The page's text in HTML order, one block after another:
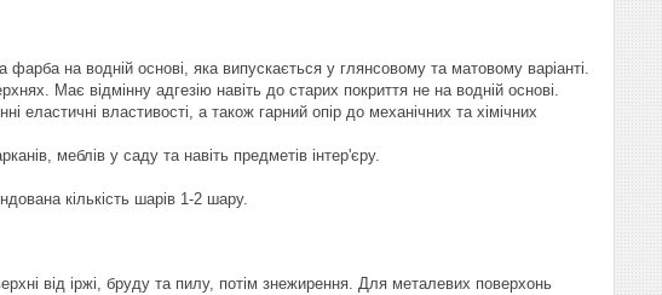
на водній основі, яка випускається у глянсовому та матовому варіанті.
Має відмінну адгезію навіть до старих покриття не на водній основі.
еластичні властивості, а також гарний опір до механічних та хімічних
меблів у саду та навіть предметів інтер'єру.
кількість шарів 1-2 шару.
від іржі, бруду та пилу, потім знежирення. Для металевих поверхонь